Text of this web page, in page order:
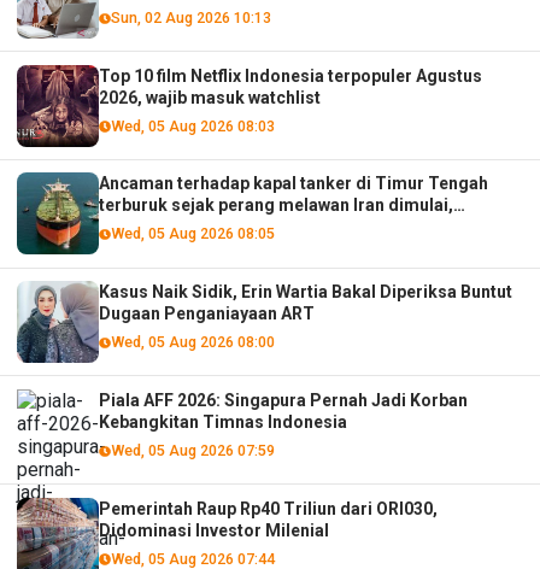
Sun, 02 Aug 2026 10:13
Top 10 film Netflix Indonesia terpopuler Agustus
2026, wajib masuk watchlist
Wed, 05 Aug 2026 08:03
Ancaman terhadap kapal tanker di Timur Tengah
terburuk sejak perang melawan Iran dimulai,
menurut analis
Wed, 05 Aug 2026 08:05
Kasus Naik Sidik, Erin Wartia Bakal Diperiksa Buntut
Dugaan Penganiayaan ART
Wed, 05 Aug 2026 08:00
Piala AFF 2026: Singapura Pernah Jadi Korban
Kebangkitan Timnas Indonesia
Wed, 05 Aug 2026 07:59
Pemerintah Raup Rp40 Triliun dari ORI030,
Didominasi Investor Milenial
Wed, 05 Aug 2026 07:44